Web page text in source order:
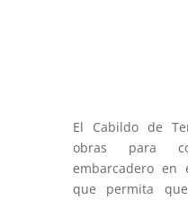
El Cabildo de
obras para
embarcadero en
que permita